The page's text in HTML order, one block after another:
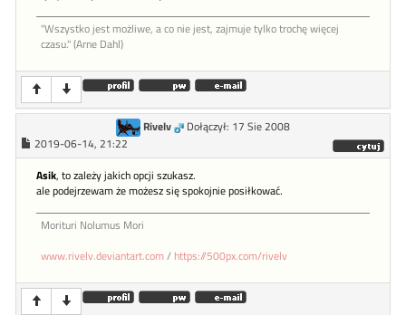
"Wszystko jest możliwe, a co nie jest, zajmuje tylko trochę więcej
czasu." (Arne Dahl)
Rivelv
Dołączył: 17 Sie 2008
2019-06-14, 21:22
Asik, to zależy jakich opcji szukasz.
ale podejrzewam że możesz się spokojnie posiłkować.
Morituri Nolumus Mori
www.rivelv.deviantart.com/ https://500px.com/rivelv